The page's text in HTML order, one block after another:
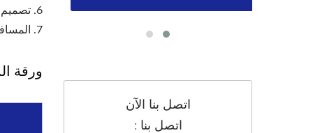
6. تصميم فريد للختم الهوائي: يمكن لهذا التصميم منع وصول البودرة إلى الختم الرئيسي والمقلمة لمنع تساقط البودرة.
7. المسافة بين المروحة وقاع وعاء الخلط تبلغ حوالي 0.5-0.8 مم فقط؛ وبالتالي يمكن تحقيق كفاءة خلط عالية.
ورقة
اتصل بنا الآن
اتصل بنا :